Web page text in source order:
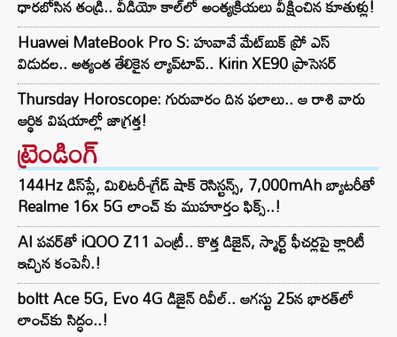
ధారబోసిన తండ్రి.. వీడియో కాల్‌లో అంత్యక్రియలు వీక్షించిన కూతుళ్లు!
Huawei MateBook Pro S: హువావే మేట్‌బుక్ ప్రో ఎస్
విడుదల.. అత్యంత తేలికైన ల్యాప్‌టాప్.. Kirin XE90 ప్రాసెసర్
Thursday Horoscope: గురువారం దిన ఫలాలు.. ఆ రాశి వారు
ఆర్థిక విషయాల్లో జాగ్రత్త!
ట్రెండింగ్‌
144Hz డిస్‌ప్లే, మిలిటరీ-గ్రేడ్ షాక్ రెసిస్టన్స్, 7,000mAh బ్యాటరీతో
Realme 16x 5G లాంచ్ కు ముహూర్తం ఫిక్స్..!
AI పవర్‌తో iQOO Z11 ఎంట్రీ.. కొత్త డిజైన్, స్మార్ట్ ఫీచర్లపై క్లారిటీ
ఇచ్చిన కంపెనీ.!
boltt Ace 5G, Evo 4G డిజైన్ రివీల్.. ఆగస్టు 25న భారత్‌లో
లాంచ్‌కు సిద్ధం..!